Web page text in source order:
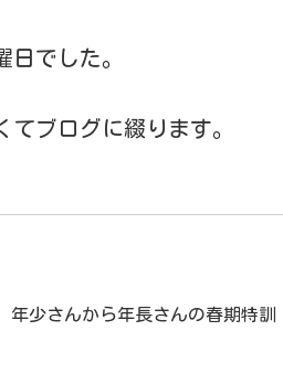
でした。
てブログに綴ります。
年少さんから年長さんの春期特訓